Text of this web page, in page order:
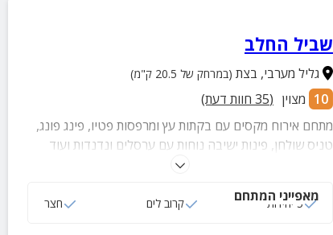
שביל החלב
גליל מערבי, בצת (במרחק של 20.5 ק"מ)
10 מצוין (
35 חוות דעת)
מתחם אירוח מקסים עם בקתות עץ ומרפסות פטיו, פינג פונג,
טניס שולחן, פינות ישיבה נוחות עם ערסלים ונדנדות ועוד
מאפייני המתחם
5 יחידות קרוב לים חצר